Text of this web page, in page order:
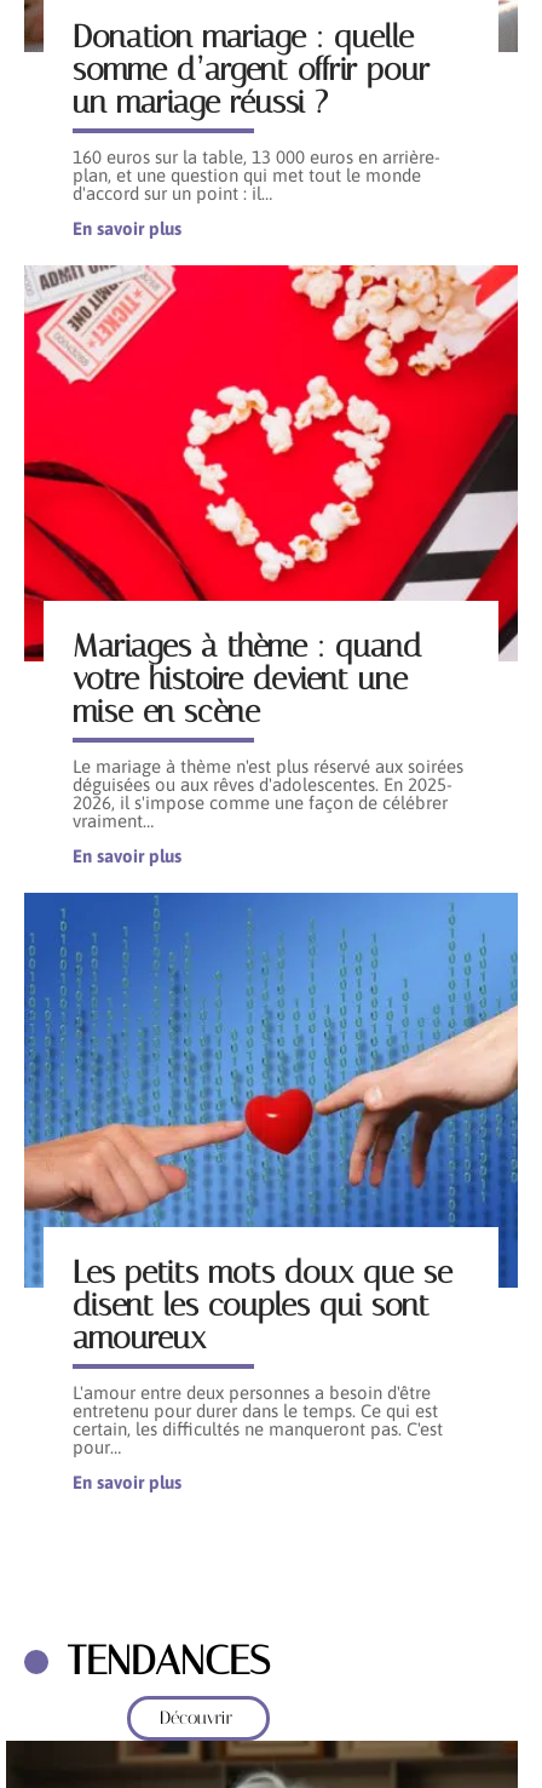
Donation mariage : quelle
somme d’argent offrir pour
un mariage réussi ?
160 euros sur la table, 13 000 euros en arrière-
plan, et une question qui met tout le monde
d'accord sur un point : il…
En savoir plus
Mariages à thème : quand
votre histoire devient une
mise en scène
Le mariage à thème n'est plus réservé aux soirées
déguisées ou aux rêves d'adolescentes. En 2025-
2026, il s'impose comme une façon de célébrer
vraiment…
En savoir plus
Les petits mots doux que se
disent les couples qui sont
amoureux
L'amour entre deux personnes a besoin d'être
entretenu pour durer dans le temps. Ce qui est
certain, les difficultés ne manqueront pas. C'est
pour…
En savoir plus
TENDANCES
Découvrir